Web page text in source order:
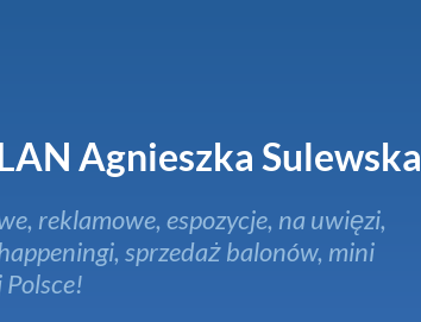
Agnieszka Sulewska
reklamowe, espozycje, na uwięzi,
sprzedaż balonów, mini
Polsce!